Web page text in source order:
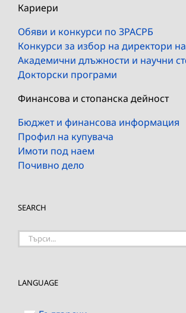
Кариери
Обяви и конкурси по ЗРАСРБ
Конкурси за избор на директори
Академични длъжности и научни
Докторски програми
Финансова и стопанска дейност
Бюджет и финансова информация
Профил на купувача
Имоти под наем
Почивно дело
SEARCH
Търсене
LANGUAGE